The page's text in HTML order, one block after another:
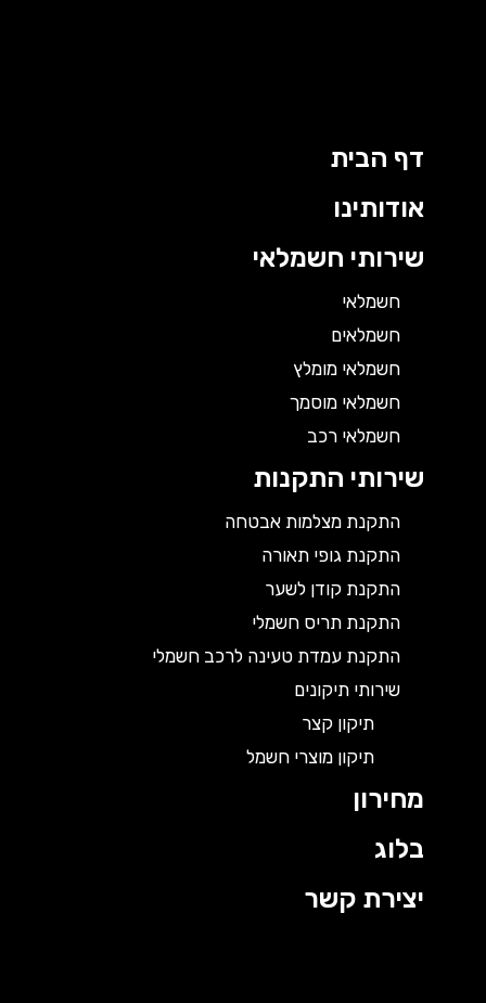
דף הבית
אודותינו
שירותי חשמלאי
חשמלאי
חשמלאים
חשמלאי מומלץ
חשמלאי מוסמך
חשמלאי רכב
שירותי התקנות
התקנת מצלמות אבטחה
התקנת גופי תאורה
התקנת קודן לשער
התקנת תריס חשמלי
התקנת עמדת טעינה לרכב חשמלי
שירותי תיקונים
תיקון קצר
תיקון מוצרי חשמל
מחירון
בלוג
יצירת קשר